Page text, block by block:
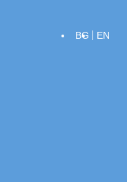
BG EN